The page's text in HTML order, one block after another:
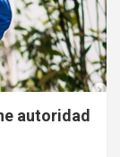
autoridad